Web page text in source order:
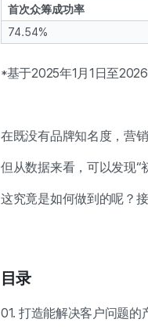
首次众筹成功率
74.54%
*基于2025年1月1日至
在既没有品牌知名度，营
但从数据来看，可以发现“
这究竟是如何做到的呢？
目录
01. 打造能解决客户问题的